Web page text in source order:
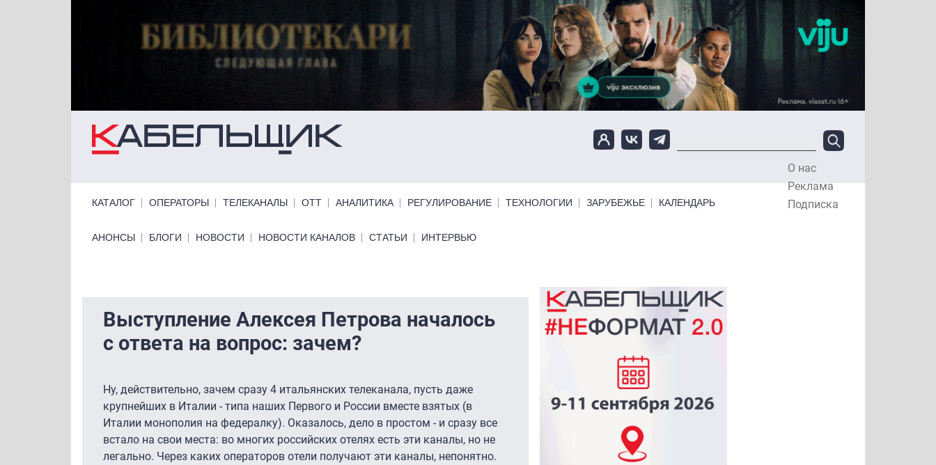
О нас
Реклама
Подписка
КАТАЛОГ ОПЕРАТОРЫ ТЕЛЕКАНАЛЫ ОТТ АНАЛИТИКА РЕГУЛИРОВАНИЕ ТЕХНОЛОГИИ ЗАРУБЕЖЬЕ КАЛЕНДАРЬ
Primary links bottom
АНОНСЫ БЛОГИ НОВОСТИ НОВОСТИ КАНАЛОВ СТАТЬИ ИНТЕРВЬЮ
Выступление Алексея Петрова началось
с ответа на вопрос: зачем?
Ну, действительно, зачем сразу 4 итальянских телеканала, пусть даже
крупнейших в Италии - типа наших Первого и России вместе взятых (в
Италии монополия на федералку). Оказалось, дело в простом - и сразу все
встало на свои места: во многих российских отелях есть эти каналы, но не
легально. Через каких операторов отели получают эти каналы, непонятно.